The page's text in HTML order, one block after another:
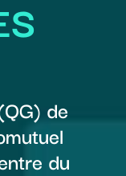
de
du